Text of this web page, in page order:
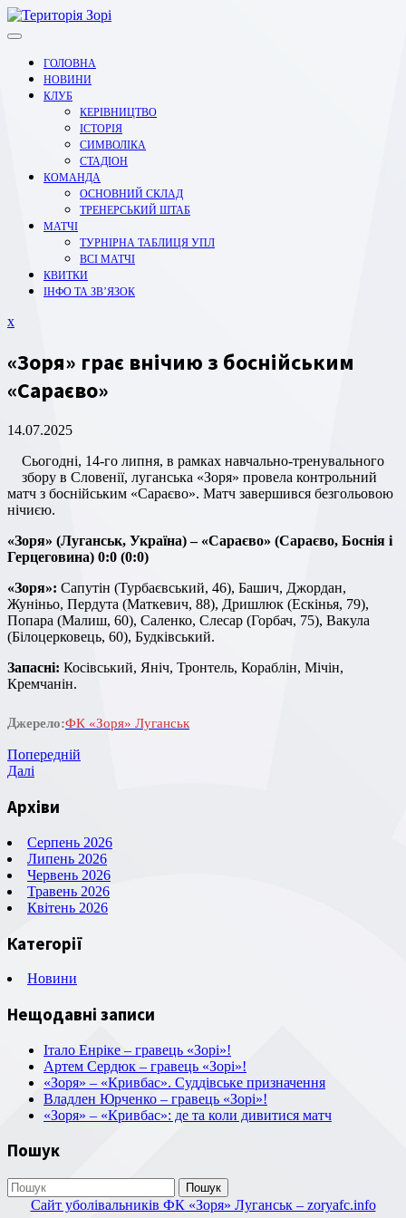
Перейти
до
ГОЛОВНА
НОВИНИ
КЛУБ
КЕРІВНИЦТВО
ІСТОРІЯ
СИМВОЛІКА
СТАДІОН
КОМАНДА
ОСНОВНИЙ СКЛАД
ТРЕНЕРСЬКИЙ ШТАБ
МАТЧІ
ТУРНІРНА ТАБЛИЦЯ УПЛ
ВСІ МАТЧІ
КВИТКИ
ІНФО ТА ЗВ’ЯЗОК
xЗакрити
«Зоря» грає внічию з боснійським
«Сараєво»
14.07.2025
Сьогодні, 14-го липня, в рамках навчально-тренувального
збору в Словенії, луганська «Зоря» провела контрольний
матч з боснійським «Сараєво». Матч завершився безгольовою
нічиєю.
«Зоря» (Луганськ, Україна) – «Сараєво» (Сараєво, Боснія і
Герцеговина) 0:0 (0:0)
«Зоря»: Сапутін (Турбаєвський, 46), Башич, Джордан,
Жуніньо, Пердута (Маткевич, 88), Дришлюк (Ескінья, 79),
Попара (Малиш, 60), Саленко, Слесар (Горбач, 75), Вакула
(Білоцерковець, 60), Будківський.
Запасні: Косівський, Яніч, Тронтель, Кораблін, Мічін,
Кремчанін.
Джерело:ФК «Зоря» Луганськ
Навігація
Попередній
запис
Попередній
Наступний
Далі
Архіви
Серпень 2026
Липень 2026
Червень 2026
Травень 2026
Квітень 2026
Категорії
Новини
Нещодавні записи
Італо Енріке – гравець «Зорі»!
Артем Сердюк – гравець «Зорі»!
«Зоря» – «Кривбас». Суддівське призначення
Владлен Юрченко – гравець «Зорі»!
«Зоря» – «Кривбас»: де та коли дивитися матч
Пошук
Пошук
Сайт уболівальників ФК «Зоря» Луганськ – zoryafc.info